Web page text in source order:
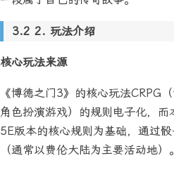
2. 玩法介绍
核心玩法来源
《博德之门3》的核心玩法CRPG
角色扮演游戏）的规则电子化，而
5E版本的核心规则为基础，通过
（通常以费伦大陆为主要活动地）。